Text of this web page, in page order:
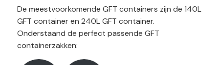
De meestvoorkomende GFT containers zijn de 140L
GFT container en 240L GFT container.
Onderstaand de perfect passende GFT
containerzakken: